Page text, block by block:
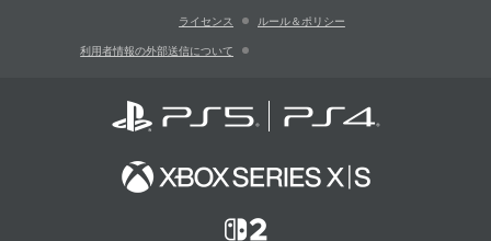
ライセンス ルール＆ポリシー
利用者情報の外部送信について